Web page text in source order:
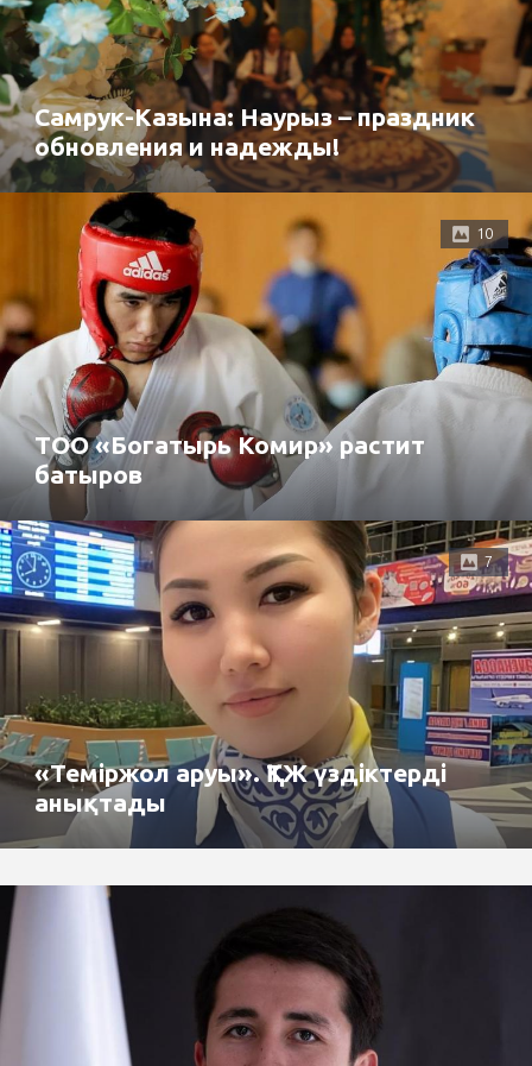
Самрук-Казына: Наурыз – праздник
обновления и надежды!
10
ТОО «Богатырь Комир» растит
батыров
7
«Теміржол аруы». ҚТЖ үздіктерді
анықтады